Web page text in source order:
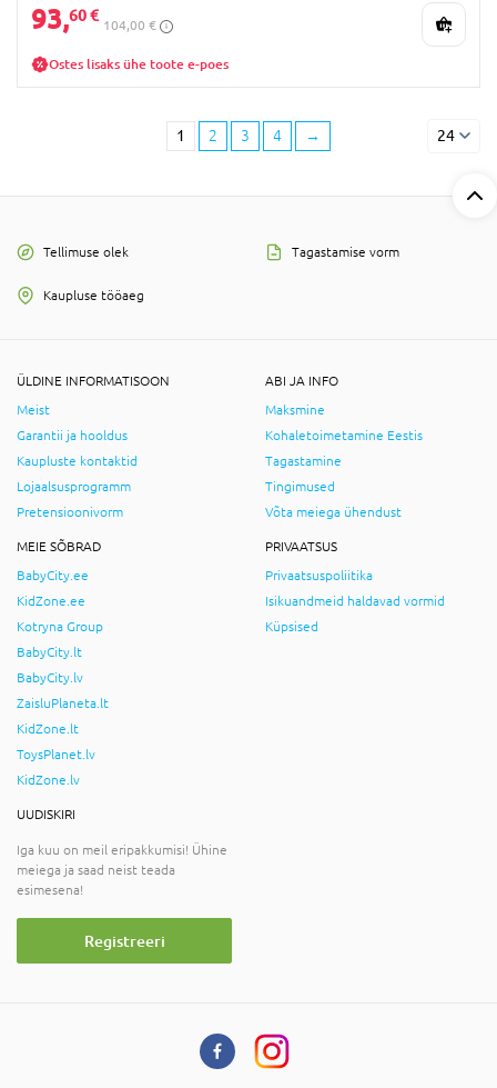
93,60 €
104,00 €
Ostes lisaks ühe toote e-poes
1 2 3 4 → 24
Tellimuse olek Tagastamise vorm
Kaupluse tööaeg
ÜLDINE INFORMATISOON
Meist
Garantii ja hooldus
Kaupluste kontaktid
Lojaalsusprogramm
Pretensioonivorm
ABI JA INFO
Maksmine
Kohaletoimetamine Eestis
Tagastamine
Tingimused
Võta meiega ühendust
MEIE SÕBRAD
BabyCity.ee
KidZone.ee
Kotryna Group
BabyCity.lt
BabyCity.lv
ZaisluPlaneta.lt
KidZone.lt
ToysPlanet.lv
KidZone.lv
PRIVAATSUS
Privaatsuspoliitika
Isikuandmeid haldavad vormid
Küpsised
UUDISKIRI
Iga kuu on meil eripakkumisi! Ühine
meiega ja saad neist teada
esimesena!
Registreeri